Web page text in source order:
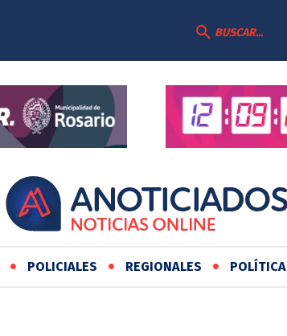
BUSCAR...
POLICIALES REGIONALES POLÍTICA